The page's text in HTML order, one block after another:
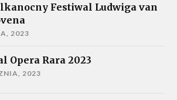
Festiwal Ludwiga van
2023
Opera Rara 2023
2023